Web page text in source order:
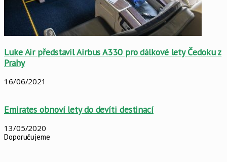
Luke Air představil Airbus A330 pro dálkové lety Čedoku z
Prahy
16/06/2021
Emirates obnoví lety do devíti destinací
13/05/2020
Doporučujeme